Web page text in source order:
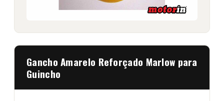
Gancho Amarelo Reforçado Marlow para
Guincho